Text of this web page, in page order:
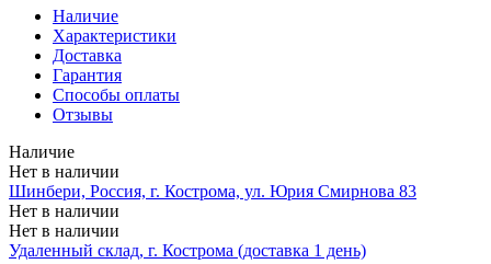
Наличие
Характеристики
Доставка
Гарантия
Способы оплаты
Отзывы
Наличие
Нет в наличии
Шинбери, Россия, г. Кострома, ул. Юрия Смирнова 83
Нет в наличии
Нет в наличии
Удаленный склад, г. Кострома (доставка 1 день)